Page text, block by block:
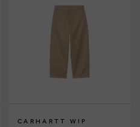
CARHARTT WIP